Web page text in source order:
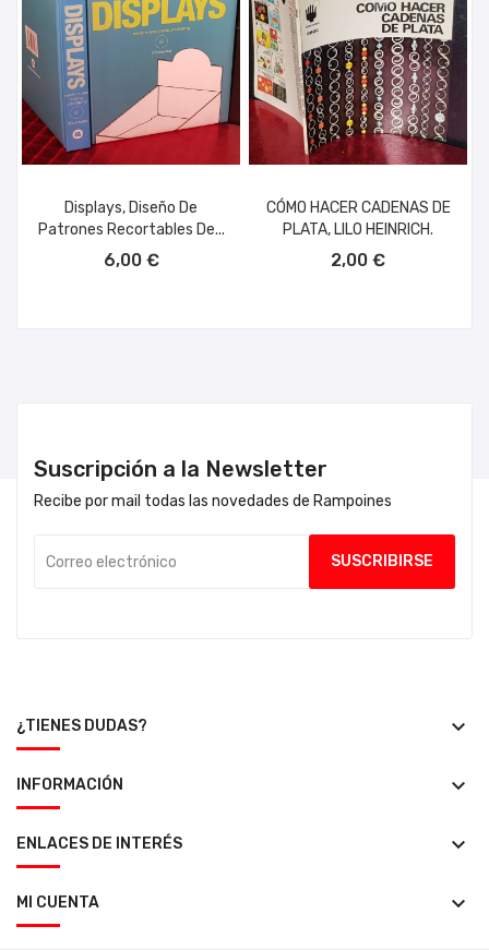
Displays, Diseño De
Patrones Recortables De...
6,00 €
CÓMO HACER CADENAS DE
PLATA, LILO HEINRICH.
2,00 €
Suscripción a la Newsletter
Recibe por mail todas las novedades de Rampoines
¿TIENES DUDAS? keyboard_arrow_down
INFORMACIÓN keyboard_arrow_down
ENLACES DE INTERÉS keyboard_arrow_down
MI CUENTA keyboard_arrow_down